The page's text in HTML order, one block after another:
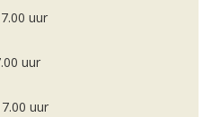
uur
uur
uur